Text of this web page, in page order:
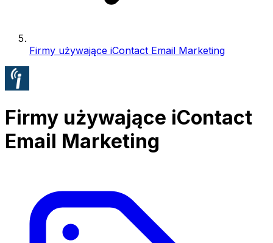
Firmy używające iContact Email Marketing
Firmy używające iContact
Email Marketing